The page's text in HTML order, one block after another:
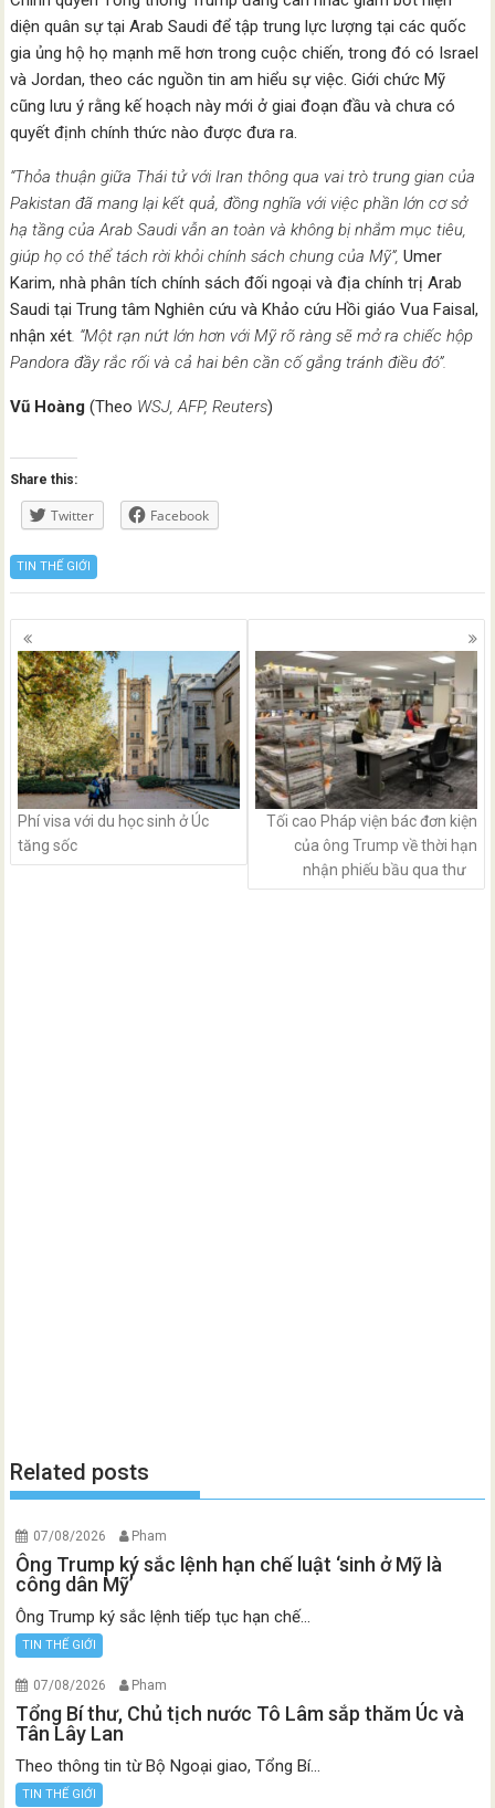
diện quân sự tại Arab Saudi để tập trung lực lượng tại các quốc
gia ủng hộ họ mạnh mẽ hơn trong cuộc chiến, trong đó có Israel
và Jordan, theo các nguồn tin am hiểu sự việc. Giới chức Mỹ
cũng lưu ý rằng kế hoạch này mới ở giai đoạn đầu và chưa có
quyết định chính thức nào được đưa ra.
“Thỏa thuận giữa Thái tử với Iran thông qua vai trò trung gian của
Pakistan đã mang lại kết quả, đồng nghĩa với việc phần lớn cơ sở
hạ tầng của Arab Saudi vẫn an toàn và không bị nhắm mục tiêu,
giúp họ có thể tách rời khỏi chính sách chung của Mỹ”, Umer
Karim, nhà phân tích chính sách đối ngoại và địa chính trị Arab
Saudi tại Trung tâm Nghiên cứu và Khảo cứu Hồi giáo Vua Faisal,
nhận xét. “Một rạn nứt lớn hơn với Mỹ rõ ràng sẽ mở ra chiếc hộp
Pandora đầy rắc rối và cả hai bên cần cố gắng tránh điều đó”.
Vũ Hoàng(Theo WSJ, AFP, Reuters)
Share this:
Twitter Facebook
TIN THẾ GIỚI
Posts
navigation
Phí visa với du học sinh ở Úc
tăng sốc
Tối cao Pháp viện bác đơn kiện
của ông Trump về thời hạn
nhận phiếu bầu qua thư
Related posts
07/08/2026 Pham
Ông Trump ký sắc lệnh hạn chế luật ‘sinh ở Mỹ là
công dân Mỹ’
Ông Trump ký sắc lệnh tiếp tục hạn chế...
TIN THẾ GIỚI
07/08/2026 Pham
Tổng Bí thư, Chủ tịch nước Tô Lâm sắp thăm Úc và
Tân Lây Lan
Theo thông tin từ Bộ Ngoại giao, Tổng Bí...
TIN THẾ GIỚI